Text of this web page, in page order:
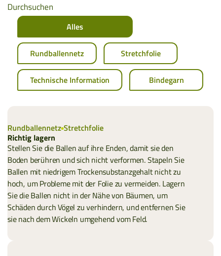
Durchsuchen
Alles
Rundballennetz Stretchfolie
Technische Information Bindegarn
Rundballennetz Stretchfolie
Richtig lagern
Stellen Sie die Ballen auf ihre Enden, damit sie den
Boden berühren und sich nicht verformen. Stapeln Sie
Ballen mit niedrigem Trockensubstanzgehalt nicht zu
hoch, um Probleme mit der Folie zu vermeiden. Lagern
Sie die Ballen nicht in der Nähe von Bäumen, um
Schäden durch Vögel zu verhindern, und entfernen Sie
sie nach dem Wickeln umgehend vom Feld.